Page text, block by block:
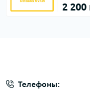
2 200
Телефоны: